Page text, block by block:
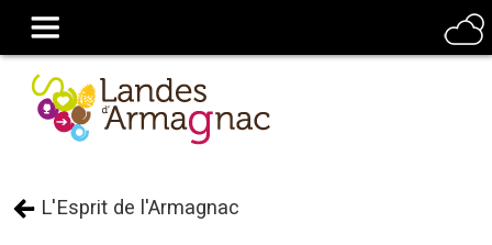
L'Esprit de l'Armagnac